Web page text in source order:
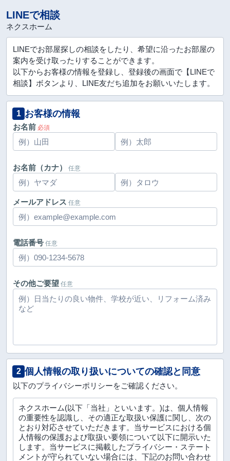
LINEで相談
ネクスホーム
LINEでお部屋探しの相談をしたり、希望に沿ったお部屋の
案内を受け取ったりすることができます。
以下からお客様の情報を登録し、登録後の画面で【LINEで
相談】ボタンより、LINE友だち追加をお願いいたします。
1 お客様の情報
お名前 必須
お名前（カナ） 任意
メールアドレス 任意
電話番号 任意
その他ご要望 任意
2 個人情報の取り扱いについての確認と同意
以下のプライバシーポリシーをご確認ください。
ネクスホーム(以下「当社」といいます。)は、個人情報
の重要性を認識し、その適正な取扱い保護に関し、次の
とおり対応させていただきます。当サービスにおける個
人情報の保護および取扱い要領について以下に開示いた
します。当サービスに掲載したプライバシー・ステート
メントが守られていない場合には、下記のお問い合わせ